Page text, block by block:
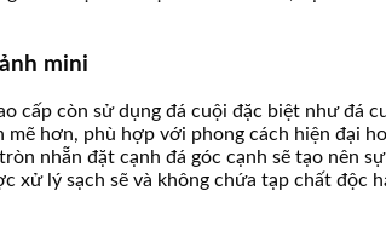
mini
cấp còn sử dụng đá cuội đặc biệt như đá
hơn, phù hợp với phong cách hiện đại
nhẵn đặt cạnh đá góc cạnh sẽ tạo nên
xử lý sạch sẽ và không chứa tạp chất độc